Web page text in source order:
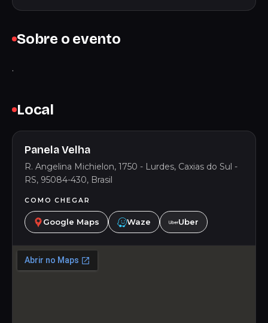
Sobre o evento
.
Local
Panela Velha
R. Angelina Michielon, 1750 - Lurdes, Caxias do Sul -
RS, 95084-430, Brasil
COMO CHEGAR
Google Maps Waze Uber